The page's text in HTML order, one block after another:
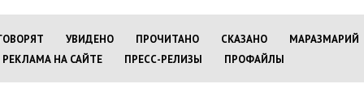
УВИДЕНО ПРОЧИТАНО СКАЗАНО МАРАЗМАРИЙ
РЕКЛАМА НА САЙТЕ
ПРЕСС-РЕЛИЗЫ ПРОФАЙЛЫ